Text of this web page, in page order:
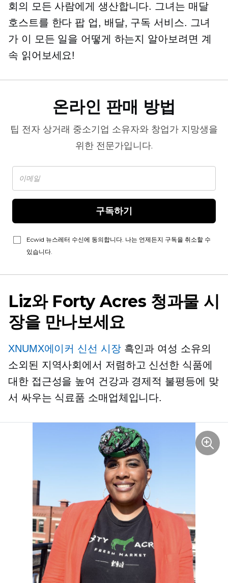
회의 모든 사람에게 생산합니다. 그녀는 매달
호스트를 한다 팝 업, 배달, 구독 서비스. 그녀
가 이 모든 일을 어떻게 하는지 알아보려면 계
속 읽어보세요!
온라인 판매 방법
팁 전자 상거래 중소기업 소유자와 창업가 지망생을
위한 전문가입니다.
구독하기
Ecwid 뉴스레터 수신에 동의합니다. 나는 언제든지 구독을 취소할 수
있습니다.
Liz와 Forty Acres 청과물 시
장을 만나보세요
XNUMX에이커 신선 시장흑인과 여성 소유의
소외된 지역사회에서 저렴하고 신선한 식품에
대한 접근성을 높여 건강과 경제적 불평등에 맞
서 싸우는 식료품 소매업체입니다.